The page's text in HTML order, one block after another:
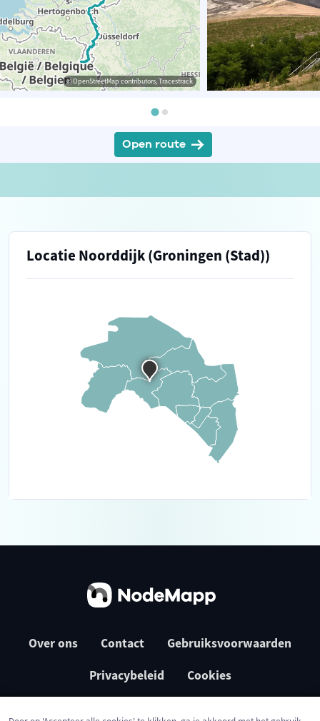
© OpenStreetMap contributors, Tracestrack
Open route
Locatie Noorddijk (Groningen (Stad))
Over ons Contact Gebruiksvoorwaarden
Privacybeleid Cookies